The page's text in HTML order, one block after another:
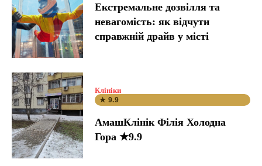
Екстремальне дозвілля та
невагомість: як відчути
справжній драйв у місті
Клініки
★ 9.9
АмашКлінік Філія Холодна
Гора ★9.9